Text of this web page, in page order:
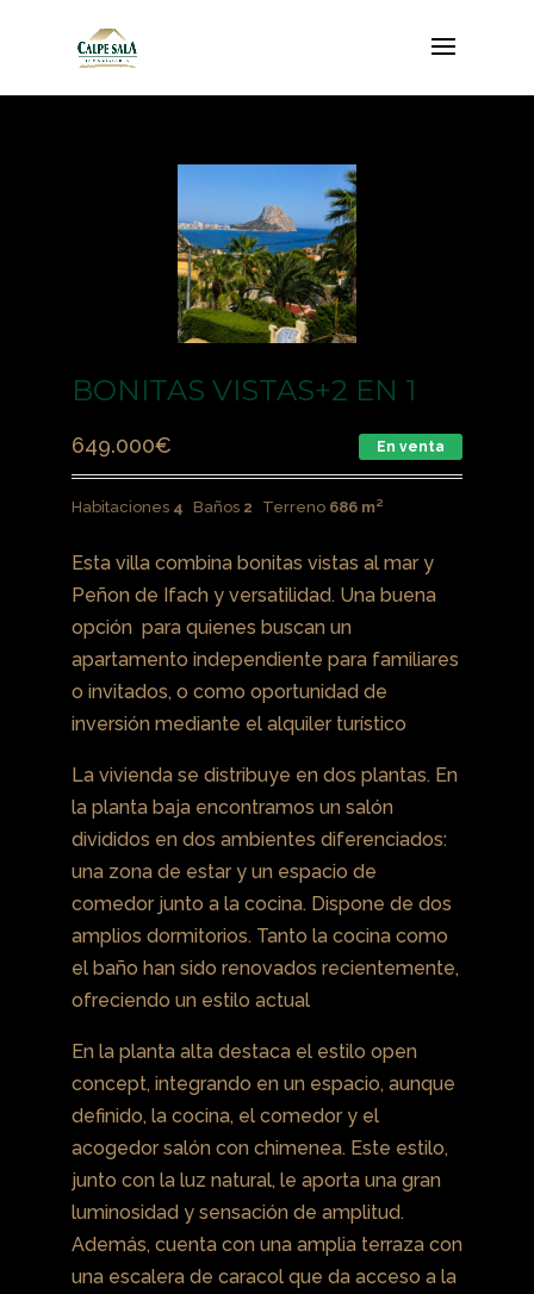
BONITAS VISTAS+2 EN 1
649.000€ En venta
Habitaciones 4 Baños 2 Terreno 686 m²
Esta villa combina bonitas vistas al mar y
Peñon de Ifach y versatilidad. Una buena
opción para quienes buscan un
apartamento independiente para familiares
o invitados, o como oportunidad de
inversión mediante el alquiler turístico
La vivienda se distribuye en dos plantas. En
la planta baja encontramos un salón
divididos en dos ambientes diferenciados:
una zona de estar y un espacio de
comedor junto a la cocina. Dispone de dos
amplios dormitorios. Tanto la cocina como
el baño han sido renovados recientemente,
ofreciendo un estilo actual
En la planta alta destaca el estilo open
concept, integrando en un espacio, aunque
definido, la cocina, el comedor y el
acogedor salón con chimenea. Este estilo,
junto con la luz natural, le aporta una gran
luminosidad y sensación de amplitud.
Además, cuenta con una amplia terraza con
una escalera de caracol que da acceso a la